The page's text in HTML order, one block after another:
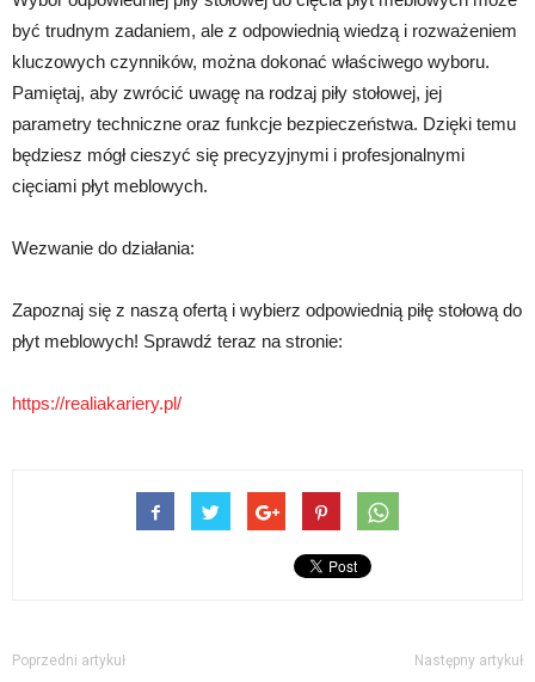
być trudnym zadaniem, ale z odpowiednią wiedzą i rozważeniem
kluczowych czynników, można dokonać właściwego wyboru.
Pamiętaj, aby zwrócić uwagę na rodzaj piły stołowej, jej
parametry techniczne oraz funkcje bezpieczeństwa. Dzięki temu
będziesz mógł cieszyć się precyzyjnymi i profesjonalnymi
cięciami płyt meblowych.
Wezwanie do działania:
Zapoznaj się z naszą ofertą i wybierz odpowiednią piłę stołową do
płyt meblowych! Sprawdź teraz na stronie:
https://realiakariery.pl/
Poprzedni artykuł Następny artykuł